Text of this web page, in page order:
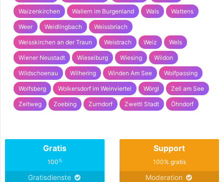
Waizenkirchen Wallern im Burgenland Wals Wattens
Weer Weidlingbach Weissbriach
Weisskirchen an der Traun Weistrach Weiz Wels
Wiener Neustadt Wieselburg Wiesing Wildon
Wildschoenau Wilhering Winden Am See Wolfpassing
Wolfsberg Wolkersdorf im Weinviertel Wörgl Zell am See
Zeltweg Zoebing Zurndorf Zwettl Stadt Öhndorf
Gratis
100%
Gratisdienste
Support
100% gratis
Moderation